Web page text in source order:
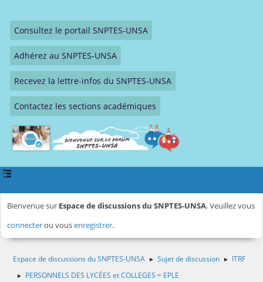
Consultez le portail SNPTES-UNSA
Adhérez au SNPTES-UNSA
Recevez la lettre-infos du SNPTES-UNSA
Contactez les sections académiques
Bienvenue sur Espace de discussions du SNPTES-UNSA. Veuillez vous
connecterou vousenregistrer.
Espace de discussions du SNPTES-UNSA ► Sujet de discussion ► ITRF
► PERSONNELS DES LYCÉES et COLLEGES = EPLE